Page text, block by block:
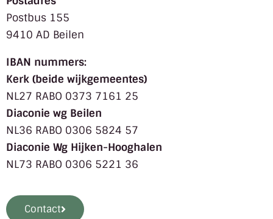
Postbus 155
9410 AD Beilen
IBAN nummers:
Kerk (beide wijkgemeentes)
NL27 RABO 0373 7161 25
Diaconie wg Beilen
NL36 RABO 0306 5824 57
Diaconie Wg Hijken-Hooghalen
NL73 RABO 0306 5221 36
Contact